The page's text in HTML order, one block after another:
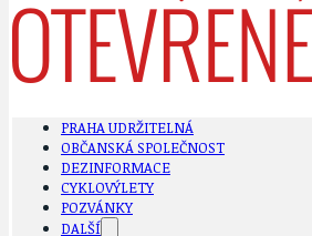
PRAHA UDRŽITELNÁ
OBČANSKÁ SPOLEČNOST
DEZINFORMACE
CYKLOVÝLETY
POZVÁNKY
DALŠÍ